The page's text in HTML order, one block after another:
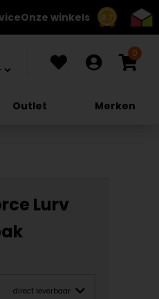
8.7
Onze winkels
0
Outlet Merken
Lurv
direct leverbaar